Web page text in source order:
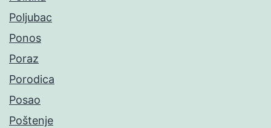
Poljubac
Ponos
Poraz
Porodica
Posao
Poštenje